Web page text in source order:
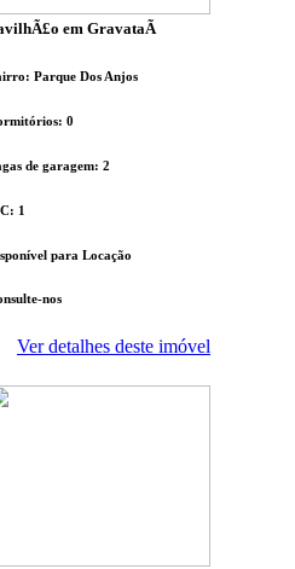
em GravataÃ­
Parque Dos Anjos
0
de garagem: 2
1
para Locação
nos
Ver detalhes deste imóvel